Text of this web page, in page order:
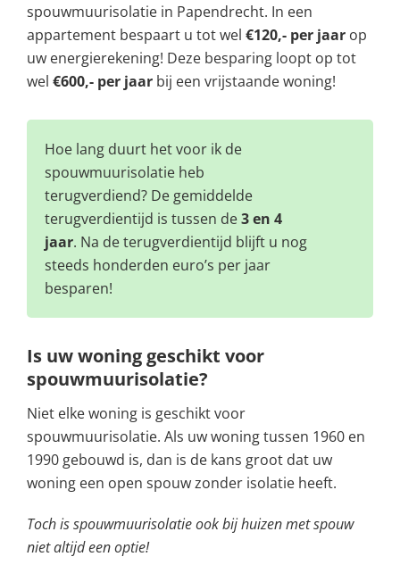
spouwmuurisolatie in Papendrecht. In een
appartement bespaart u tot wel €120,- per jaar op
uw energierekening! Deze besparing loopt op tot
wel €600,- per jaar bij een vrijstaande woning!
Hoe lang duurt het voor ik de
spouwmuurisolatie heb
terugverdiend? De gemiddelde
terugverdientijd is tussen de3 en 4
jaar. Na de terugverdientijd blijft u nog
steeds honderden euro’s per jaar
besparen!
Is uw woning geschikt voor
spouwmuurisolatie?
Niet elke woning is geschikt voor
spouwmuurisolatie. Als uw woning tussen 1960 en
1990 gebouwd is, dan is de kans groot dat uw
woning een open spouw zonder isolatie heeft.
Toch is spouwmuurisolatie ook bij huizen met spouw
niet altijd een optie!